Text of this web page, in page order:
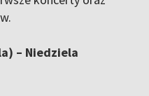
– Niedziela